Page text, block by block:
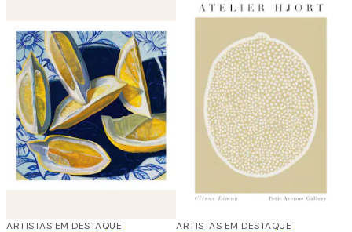
40%*
ARTISTAS EM DESTAQUE 40%*
ARTISTAS EM DESTAQUE